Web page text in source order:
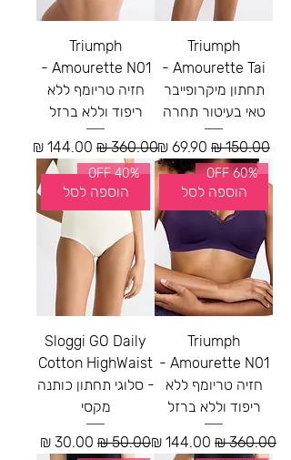
Triumph
Amourette Tai -
תחתון מיקרופייבר
טאי בעיטור תחרה
מחיר רגיל מחיר מבצע
Triumph
Amourette N01 -
חזיה טריומף ללא
ריפוד וללא ברזל
מחיר רגיל מחיר מבצע
הוספה לסל
60% OFF
Triumph
Amourette N01 -
חזיה טריומף ללא
ריפוד וללא ברזל
מחיר רגיל מחיר מבצע
הוספה לסל
40% OFF
Sloggi GO Daily
Cotton HighWaist
- סלוגי תחתון כותנה
מקסי
מחיר רגיל מחיר מבצע